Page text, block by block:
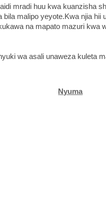
mradi huu kwa kuanzisha
malipo yeyote.Kwa njia
na mapato mazuri kwa
wa asali unaweza kuleta
Nyuma